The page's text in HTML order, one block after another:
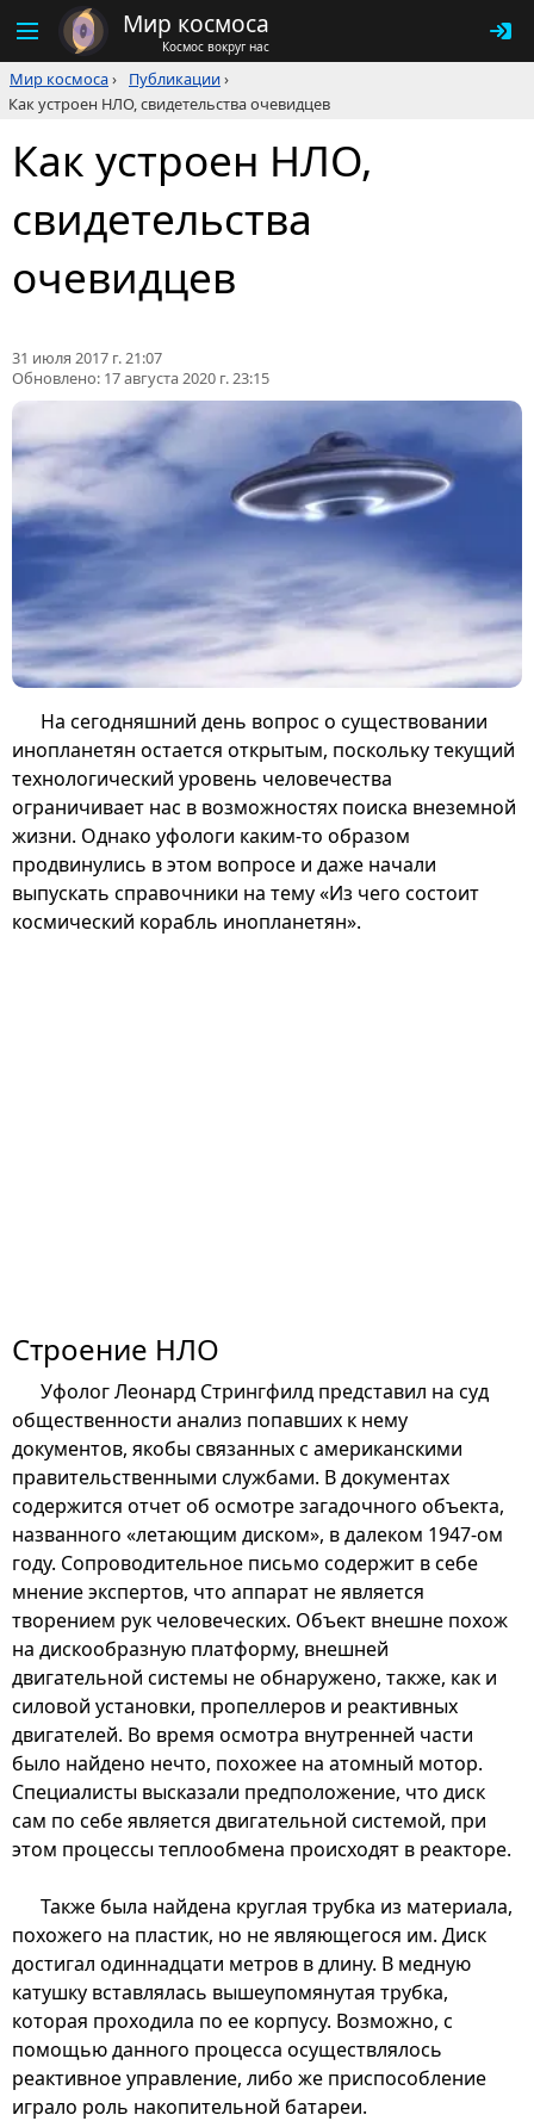
Мир космоса
Космос вокруг нас
Мир космоса› Публикации›
Как устроен НЛО, свидетельства очевидцев
Как устроен НЛО,
свидетельства
очевидцев
31 июля 2017 г. 21:07
Обновлено: 17 августа 2020 г. 23:15
На сегодняшний день вопрос о существовании
инопланетян остается открытым, поскольку текущий
технологический уровень человечества
ограничивает нас в возможностях поиска внеземной
жизни. Однако уфологи каким-то образом
продвинулись в этом вопросе и даже начали
выпускать справочники на тему «Из чего состоит
космический корабль инопланетян».
Строение НЛО
Уфолог Леонард Стрингфилд представил на суд
общественности анализ попавших к нему
документов, якобы связанных с американскими
правительственными службами. В документах
содержится отчет об осмотре загадочного объекта,
названного «летающим диском», в далеком 1947-ом
году. Сопроводительное письмо содержит в себе
мнение экспертов, что аппарат не является
творением рук человеческих. Объект внешне похож
на дискообразную платформу, внешней
двигательной системы не обнаружено, также, как и
силовой установки, пропеллеров и реактивных
двигателей. Во время осмотра внутренней части
было найдено нечто, похожее на атомный мотор.
Специалисты высказали предположение, что диск
сам по себе является двигательной системой, при
этом процессы теплообмена происходят в реакторе.
Также была найдена круглая трубка из материала,
похожего на пластик, но не являющегося им. Диск
достигал одиннадцати метров в длину. В медную
катушку вставлялась вышеупомянутая трубка,
которая проходила по ее корпусу. Возможно, с
помощью данного процесса осуществлялось
реактивное управление, либо же приспособление
играло роль накопительной батареи.